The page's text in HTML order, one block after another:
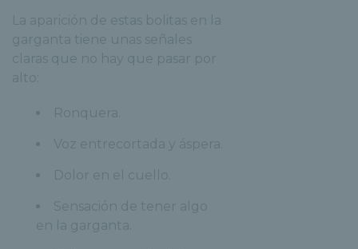
La aparición de estas bolitas en la
garganta tiene unas señales
claras que no hay que pasar por
alto:
Ronquera.
Voz entrecortada y áspera.
Dolor en el cuello.
Sensación de tener algo
en la garganta.